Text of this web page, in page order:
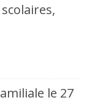
le 27